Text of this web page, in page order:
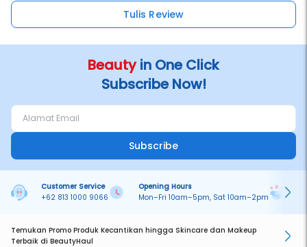
Tulis Review
Beautyin One Click
Subscribe Now!
Subscribe
Customer Service
+62 813 1000 9066
Opening Hours
Mon–Fri 10am–5pm, Sat 10am–2pm
Temukan Promo Produk Kecantikan hingga Skincare dan Makeup
Terbaik di BeautyHaul